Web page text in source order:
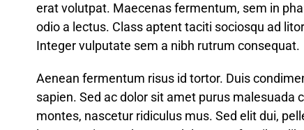
erat volutpat. Maecenas fermentum, sem in
odio a lectus. Class aptent taciti sociosqu ad
Integer vulputate sem a nibh rutrum consequat.
Aenean fermentum risus id tortor. Duis
sapien. Sed ac dolor sit amet purus
montes, nascetur ridiculus mus. Sed elit dui,